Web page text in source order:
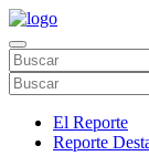
El Reporte
Reporte